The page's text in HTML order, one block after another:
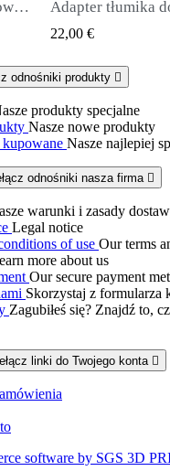
65,00 €
odnośniki produkty 
produkty specjalne
Nasze nowe produkty
Nasze najlepiej
odnośniki nasza firma 
warunki i zasady
Legal notice
of use Our terms
more about us
Our secure payment
Skorzystaj z formularza
Zagubiłeś się? Znajdź to,
linki do Twojego konta 
software by SGS 3D